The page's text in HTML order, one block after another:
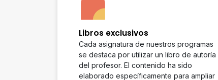
Libros exclusivos
Cada asignatura de nuestros programas
se destaca por utilizar un libro de autoría
del profesor. El contenido ha sido
elaborado específicamente para ampliar